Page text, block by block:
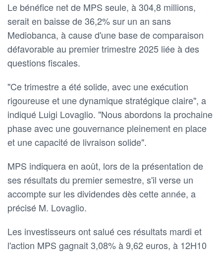
Le bénéfice net de MPS seule, à 304,8 millions,
serait en baisse de 36,2% sur un an sans
Mediobanca, à cause d'une base de comparaison
défavorable au premier trimestre 2025 liée à des
questions fiscales.
"Ce trimestre a été solide, avec une exécution
rigoureuse et une dynamique stratégique claire", a
indiqué Luigi Lovaglio. "Nous abordons la prochaine
phase avec une gouvernance pleinement en place
et une capacité de livraison solide".
MPS indiquera en août, lors de la présentation de
ses résultats du premier semestre, s'il verse un
accompte sur les dividendes dès cette année, a
précisé M. Lovaglio.
Les investisseurs ont salué ces résultats mardi et
l'action MPS gagnait 3,08% à 9,62 euros, à 12H10